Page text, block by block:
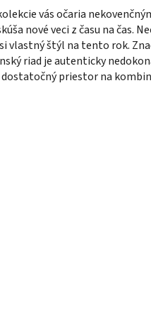
vás očaria
nové veci z času na čas.
vlastný štýl na tento rok.
riad je autenticky
priestor na